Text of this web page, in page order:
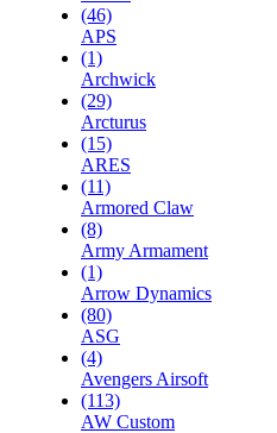
(46)
APS
(1)
Archwick
(29)
Arcturus
(15)
ARES
(11)
Armored Claw
(8)
Army Armament
(1)
Arrow Dynamics
(80)
ASG
(4)
Avengers Airsoft
(113)
AW Custom